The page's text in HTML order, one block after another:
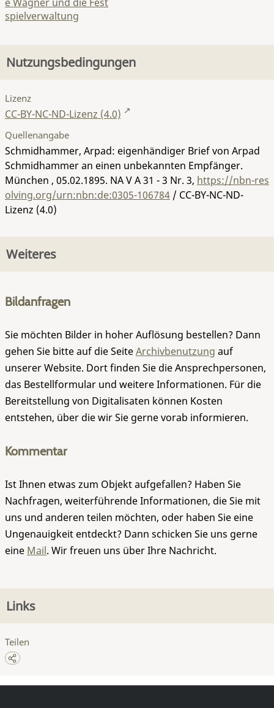
spielverwaltung
Nutzungsbedingungen
Lizenz
CC-BY-NC-ND-Lizenz (4.0)
Quellenangabe
Schmidhammer, Arpad: eigenhändiger Brief von Arpad
Schmidhammer an einen unbekannten Empfänger.
München , 05.02.1895. NA V A 31 - 3 Nr. 3, https://nbn-res
olving.org/urn:nbn:de:0305-106784 / CC-BY-NC-ND-
Lizenz (4.0)
Weiteres
Bildanfragen
Sie möchten Bilder in hoher Auflösung bestellen? Dann
gehen Sie bitte auf die SeiteArchivbenutzung auf
unserer Website. Dort finden Sie die Ansprechpersonen,
das Bestellformular und weitere Informationen. Für die
Bereitstellung von Digitalisaten können Kosten
entstehen, über die wir Sie gerne vorab informieren.
Kommentar
Ist Ihnen etwas zum Objekt aufgefallen? Haben Sie
Nachfragen, weiterführende Informationen, die Sie mit
uns und anderen teilen möchten, oder haben Sie eine
Ungenauigkeit entdeckt? Dann schicken Sie uns gerne
eine Mail. Wir freuen uns über Ihre Nachricht.
Links
Teilen